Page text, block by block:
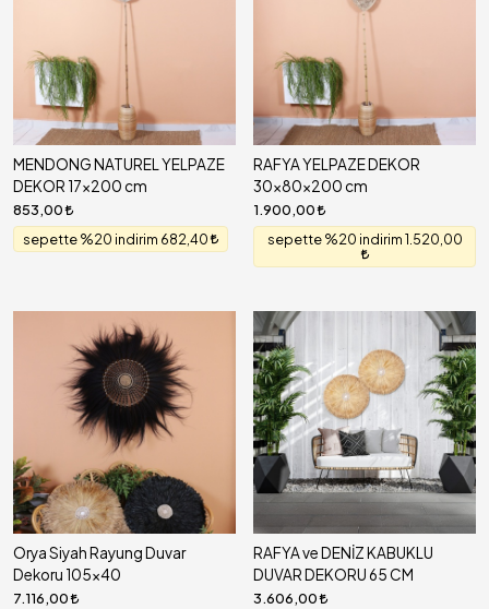
MENDONG NATUREL YELPAZE
DEKOR 17x200 cm
853,00
sepette %20 indirim 682,40
RAFYA YELPAZE DEKOR
30x80x200 cm
1.900,00
sepette %20 indirim 1.520,00
Orya Siyah Rayung Duvar
Dekoru 105x40
7.116,00
RAFYA ve DENİZ KABUKLU
DUVAR DEKORU 65 CM
3.606,00